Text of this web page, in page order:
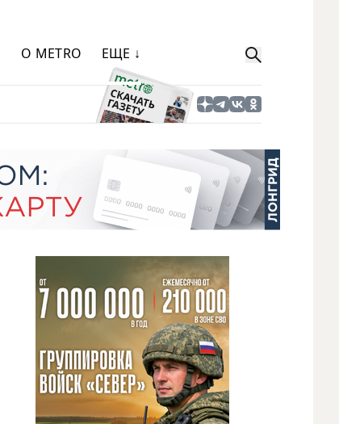
О METRO ЕЩЕ ↓